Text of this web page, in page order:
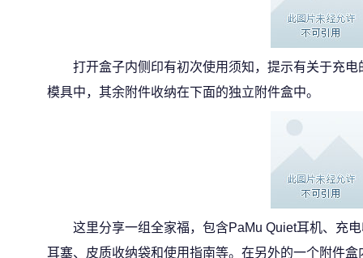
打开盒子内侧印有初次使用须知，提示有关于充
模具中，其余附件收纳在下面的独立附件盒中。
这里分享一组全家福，包含PaMu Quiet耳机、充
耳塞、皮质收纳袋和使用指南等。在另外的一个附件